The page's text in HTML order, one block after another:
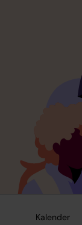
Kalender